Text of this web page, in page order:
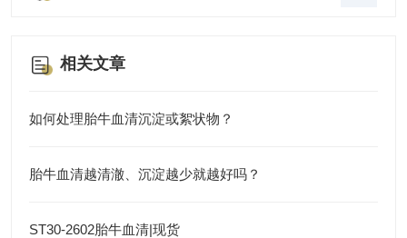
相关文章
如何处理胎牛血清沉淀或絮状物？
胎牛血清越清澈、沉淀越少就越好吗？
ST30-2602胎牛血清|现货